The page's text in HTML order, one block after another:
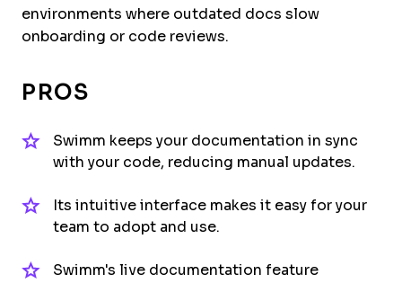
environments where outdated docs slow
onboarding or code reviews.
PROS
Swimm keeps your documentation in sync
with your code, reducing manual updates.
Its intuitive interface makes it easy for your
team to adopt and use.
Swimm's live documentation feature